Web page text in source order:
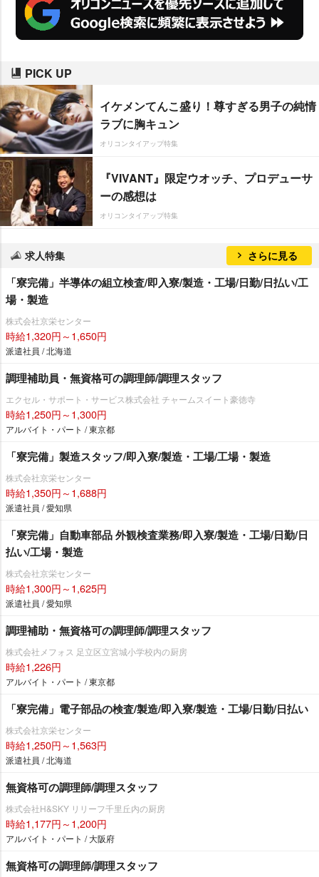
PICK UP
イケメンてんこ盛り！尊すぎる男子の純情
ラブに胸キュン
オリコンタイアップ特集
『VIVANT』限定ウオッチ、プロデューサ
ーの感想は
オリコンタイアップ特集
求人特集 さらに見る
「寮完備」半導体の組立検査/即入寮/製造・工場/日勤/日払い/工
場・製造
株式会社京栄センター
時給1,320円～1,650円
派遣社員 / 北海道
調理補助員・無資格可の調理師/調理スタッフ
エクセル・サポート・サービス株式会社 チャームスイート豪徳寺
時給1,250円～1,300円
アルバイト・パート / 東京都
「寮完備」製造スタッフ/即入寮/製造・工場/工場・製造
株式会社京栄センター
時給1,350円～1,688円
派遣社員 / 愛知県
「寮完備」自動車部品 外観検査業務/即入寮/製造・工場/日勤/日
払い/工場・製造
株式会社京栄センター
時給1,300円～1,625円
派遣社員 / 愛知県
調理補助・無資格可の調理師/調理スタッフ
株式会社メフォス 足立区立宮城小学校内の厨房
時給1,226円
アルバイト・パート / 東京都
「寮完備」電子部品の検査/製造/即入寮/製造・工場/日勤/日払い
株式会社京栄センター
時給1,250円～1,563円
派遣社員 / 北海道
無資格可の調理師/調理スタッフ
株式会社H&SKY リリーフ千里丘内の厨房
時給1,177円～1,200円
アルバイト・パート / 大阪府
無資格可の調理師/調理スタッフ